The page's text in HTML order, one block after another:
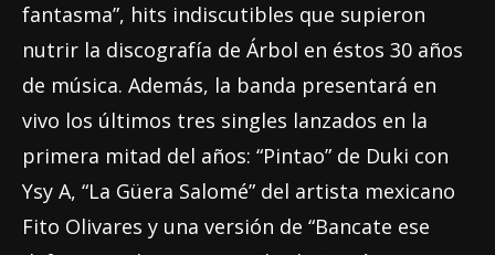
fantasma”, hits indiscutibles que supieron
nutrir la discografía de Árbol en éstos 30 años
de música. Además, la banda presentará en
vivo los últimos tres singles lanzados en la
primera mitad del años: “Pintao” de Duki con
Ysy A, “La Güera Salomé” del artista mexicano
Fito Olivares y una versión de “Bancate ese